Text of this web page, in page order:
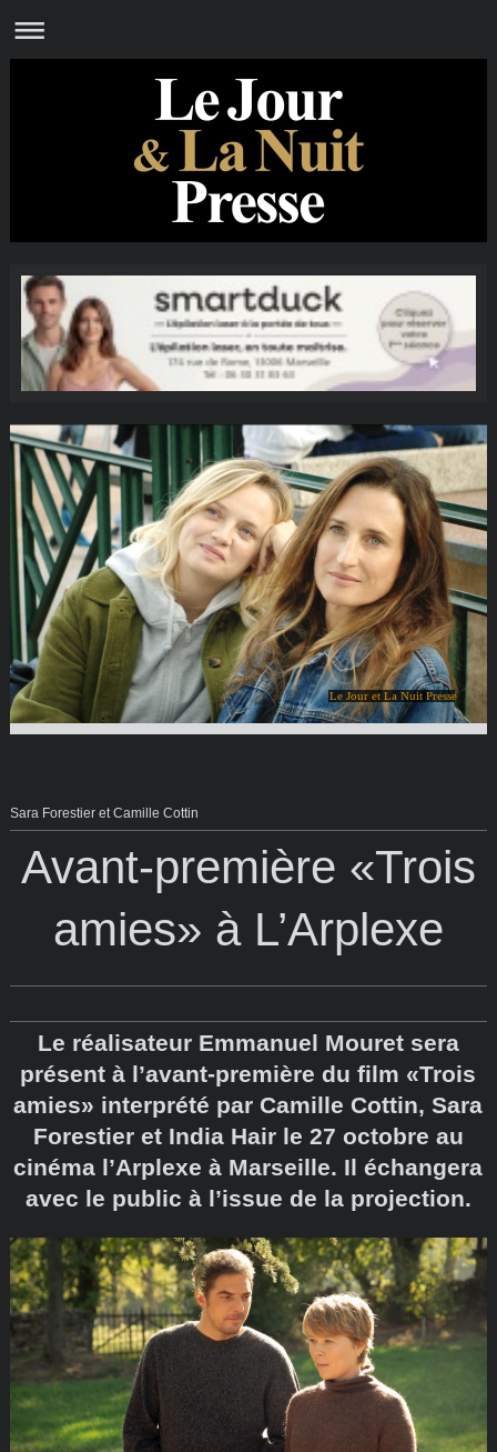
Le Jour et La Nuit Presse
Sara Forestier et Camille Cottin
Avant-première «Trois
amies» à L’Arplexe
Le réalisateur Emmanuel Mouret sera
présent à l’avant-première du film «Trois
amies» interprété par Camille Cottin, Sara
Forestier et India Hair le 27 octobre au
cinéma l’Arplexe à Marseille. Il échangera
avec le public à l’issue de la projection.